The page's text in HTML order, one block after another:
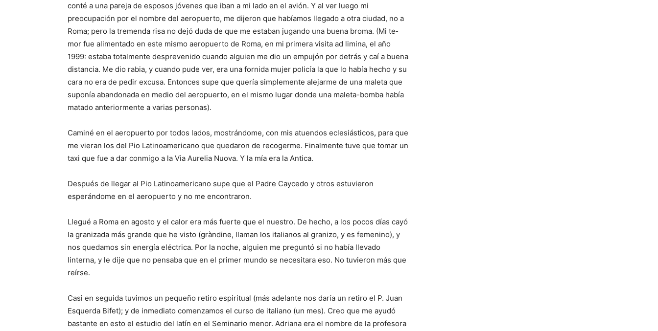
conté a una pareja de esposos jóve­nes que iban a mi lado en el avión. Y al ver luego mi
preocupación por el nombre del aeropuerto, me dijeron que habíamos llegado a otra ciudad, no a
Roma; pero la tremenda risa no dejó duda de que me estaban jugando una buena broma. (Mi te­
mor fue alimentado en este mismo aeropuerto de Roma, en mi primera visita ad limina, el año
1999: estaba to­talmente desprevenido cuando alguien me dio un empujón por detrás y caí a buena
distancia. Me dio ra­bia, y cuando pude ver, era una fornida mujer policía la que lo había hecho y su
cara no era de pedir excusa. En­tonces supe que quería simplemente alejarme de una maleta que
suponía abando­nada en medio del aeropuerto, en el mismo lugar donde una maleta-bomba había
matado anteriormente a varias personas).
Caminé en el aeropuerto por todos lados, mostrándo­me, con mis atuendos eclesiásticos, para que
me vie­ran los del Pio Latinoame­ricano que quedaron de re­cogerme. Finalmente tuve que tomar un
taxi que fue a dar conmigo a la Via Aure­lia Nuova. Y la mía era la Antica.
Después de llegar al Pio Latinoamericano supe que el Padre Caycedo y otros es­tuvieron
esperándome en el aeropuerto y no me encontraron.
Llegué a Roma en agosto y el calor era más fuerte que el nuestro. De hecho, a los pocos días cayó
la granizada más grande que he visto (gràndine, llaman los italia­nos al granizo, y es femenino), y
nos quedamos sin energía eléctrica. Por la noche, alguien me preguntó si no había llevado
linterna, y le dije que no pensaba que en el primer mundo se necesitara eso. No tuvieron más que
reírse.
Casi en seguida tuvimos un pequeño retiro espiritual (más adelante nos daría un retiro el P. Juan
Esquerda Bifet); y de inmediato comenzamos el curso de italia­no (un mes). Creo que me ayudó
bastante en esto el estudio del latín en el Seminario menor. Adriana era el nombre de la profesora